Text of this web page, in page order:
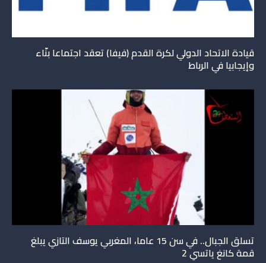
قيادة الاتحاد الدولي لكرة القدم (فيفا) تعقد اجتماعا بنّاء
وإيجابيا في الرباط
تسلق الجبال.. في سن 15 عاما، المغربي يوسف التازي يبلغ
قمة كانغ ياتسي 2